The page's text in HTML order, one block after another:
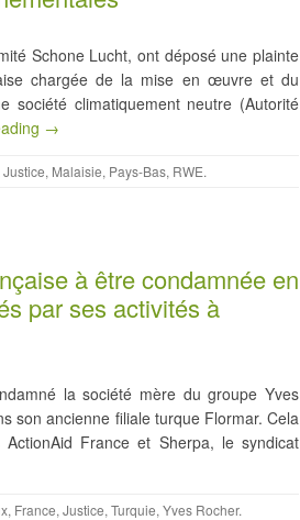
Schone Lucht, ont déposé une plainte
chargée de la mise en œuvre et du
société climatiquement neutre (Autorité
→
Justice, Malaisie, Pays-Bas, RWE.
à être condamnée en
par ses activités à
la société mère du groupe Yves
son ancienne filiale turque Flormar. Cela
France et Sherpa, le syndicat
, France, Justice, Turquie, Yves Rocher.